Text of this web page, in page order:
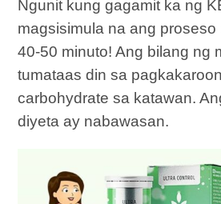
Ngunit kung gagamit ka ng
magsisimula na ang
40-50 minuto! Ang bilang ng
tumataas din sa
carbohydrate sa katawan.
diyeta ay nabawasan.